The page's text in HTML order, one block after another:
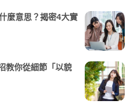
麼意思？揭密4大實
教你從細節「以貌